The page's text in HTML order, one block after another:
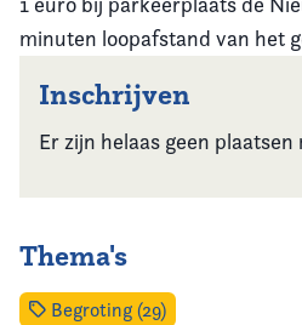
minuten loopafstand van het
Inschrijven
Er zijn helaas geen
Thema's
Begroting (29)